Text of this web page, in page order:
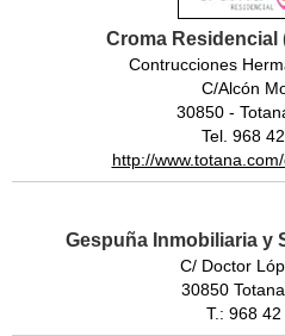
Croma Residencial
Contrucciones
C/Alcón
30850 -
Tel. 968
http://
Gespuña Inmobiliaria y
C/ Doctor
30850
T.: 968